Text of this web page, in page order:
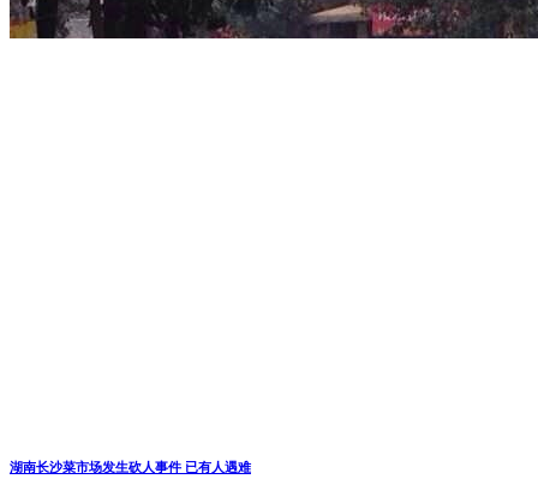
湖南长沙菜市场发生砍人事件 已有人遇难